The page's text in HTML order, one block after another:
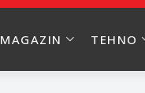
MAGAZIN TEHNO